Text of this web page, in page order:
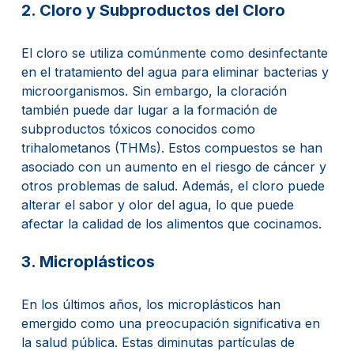
2. Cloro y Subproductos del Cloro
El cloro se utiliza comúnmente como desinfectante
en el tratamiento del agua para eliminar bacterias y
microorganismos. Sin embargo, la cloración
también puede dar lugar a la formación de
subproductos tóxicos conocidos como
trihalometanos (THMs). Estos compuestos se han
asociado con un aumento en el riesgo de cáncer y
otros problemas de salud. Además, el cloro puede
alterar el sabor y olor del agua, lo que puede
afectar la calidad de los alimentos que cocinamos.
3. Microplásticos
En los últimos años, los microplásticos han
emergido como una preocupación significativa en
la salud pública. Estas diminutas partículas de